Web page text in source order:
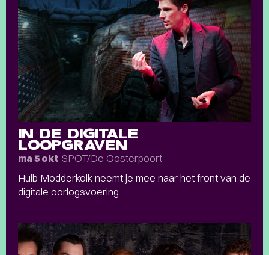
IN DE DIGITALE
LOOPGRAVEN
ma 5 okt SPOT/De Oosterpoort
Huib Modderkolk neemt je mee naar het front van de
digitale oorlogsvoering